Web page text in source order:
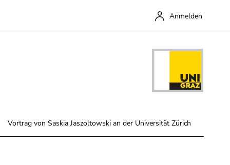
Anmelden
Vortrag von Saskia Jaszoltowski an der Universität Zürich